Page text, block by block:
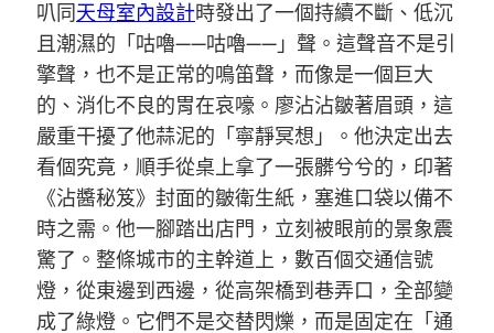
叭同天母室內設計時發出了一個持續不斷、低沉
且潮濕的「咕嚕——咕嚕——」聲。這聲音不是引
擎聲，也不是正常的鳴笛聲，而像是一個巨大
的、消化不良的胃在哀嚎。廖沾沾皺著眉頭，這
嚴重干擾了他蒜泥的「寧靜冥想」。他決定出去
看個究竟，順手從桌上拿了一張髒兮兮的，印著
《沾醬秘笈》封面的皺衛生紙，塞進口袋以備不
時之需。他一腳踏出店門，立刻被眼前的景象震
驚了。整條城市的主幹道上，數百個交通信號
燈，從東邊到西邊，從高架橋到巷弄口，全部變
成了綠燈。它們不是交替閃爍，而是固定在「通